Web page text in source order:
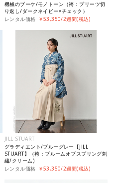
機械のブーケ/モノトーン（袴：プリーツ切
り返し/ダークネイビー×チェック）
レンタル価格 ￥53,350/2週間(税込)
JILL STUART
グラディエント/ブルーグレー【JILL
STUART】（袴：ブルームオブスプリング刺
繡/クリーム)
レンタル価格 ￥53,350/2週間(税込)